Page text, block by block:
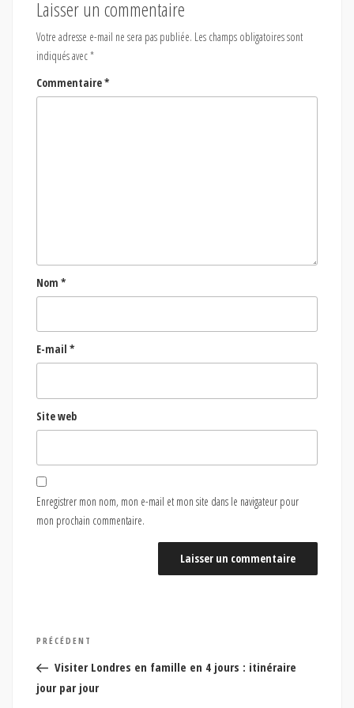
Laisser un commentaire
Votre adresse e-mail ne sera pas publiée. Les champs obligatoires sont
indiqués avec*
Commentaire*
Nom *
E-mail *
Site web
Enregistrer mon nom, mon e-mail et mon site dans le navigateur pour
mon prochain commentaire.
Navigation
de
l’article
Article
précédent
PRÉCÉDENT
Visiter Londres en famille en 4 jours : itinéraire
jour par jour